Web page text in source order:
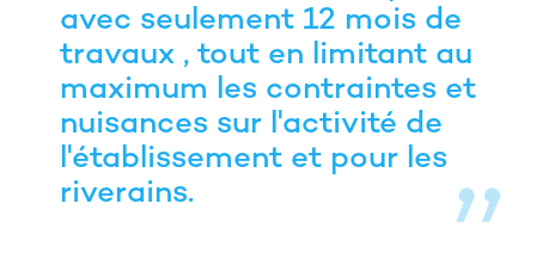
avec seulement 12 mois de
travaux , tout en limitant au
maximum les contraintes et
nuisances sur l'activité de
l'établissement et pour les
riverains.